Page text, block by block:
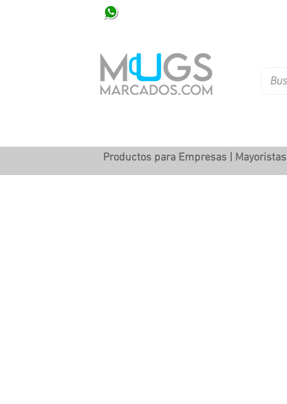
Productos para Empresas | Mayoristas